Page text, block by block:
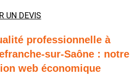
UN DEVIS
professionnelle à
sur-Saône : notre
web économique